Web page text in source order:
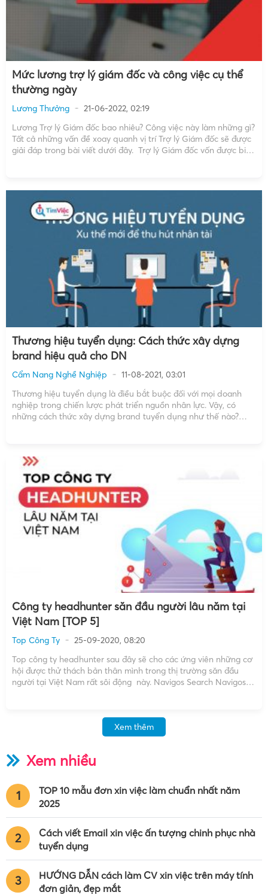
Mức lương trợ lý giám đốc và công việc cụ thể
thường ngày
Lương Thưởng
21-06-2022, 02:19
Lương Trợ lý Giám đốc bao nhiêu? Công việc này làm những gì?
Tất cả những vấn đề xoay quanh vị trí Trợ lý Giám đốc sẽ được
giải đáp trong bài viết dưới đây. Trợ lý Giám đốc vốn được biết
Thương hiệu tuyển dụng: Cách thức xây dựng
brand hiệu quả cho DN
Cẩm Nang Nghề Nghiệp
11-08-2021, 03:01
Thương hiệu tuyển dụng là điều bắt buộc đối với mọi doanh
nghiệp trong chiến lược phát triển nguồn nhân lực. Vậy, có
những cách thức xây dựng brand tuyển dụng như thế nào?
Công ty headhunter săn đầu người lâu năm tại
Việt Nam [TOP 5]
Top Công Ty
25-09-2020, 08:20
Top công ty headhunter sau đây sẽ cho các ứng viên những cơ
hội được thử thách bản thân mình trong thị trường săn đầu
người tại Việt Nam rất sôi động này. Navigos Search Navigos
Xem thêm
Xem nhiều
1
TOP 10 mẫu đơn xin việc làm chuẩn nhất năm
2025
2
Cách viết Email xin việc ấn tượng chinh phục nhà
tuyển dụng
3
HƯỚNG DẪN cách làm CV xin việc trên máy tính
đơn giản, đẹp mắt